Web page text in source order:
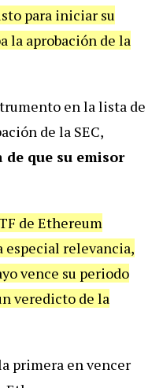
para iniciar su
la aprobación de la
en la lista de
de la SEC,
que su emisor
de Ethereum
especial relevancia,
vence su periodo
veredicto de la
primera en vencer